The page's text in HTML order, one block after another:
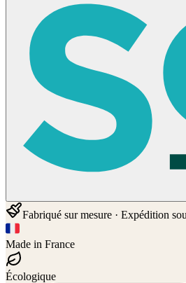
Fabriqué sur mesure · Expédition
Made in France
Écologique